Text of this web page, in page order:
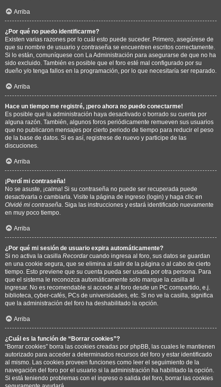
Arriba
¿Por qué no puedo identificarme?
Existen varias razones por lo cuál esto puede suceder. Primero, asegúrese de
que su nombre de usuario y contraseña se encuentren escritos correctamente.
Si lo están, comuníquese con La Administración para asegurarse de que no ha
sido excluido. También es posible que el foro esté mal configurado por su
dueño y/o tenga fallos en la programación, por lo que necesitaría ser reparado.
Arriba
Hace un tiempo me registré, ¡pero ahora no puedo conectarme!
Es posible que la administración haya desactivado o borrado su cuenta por
alguna razón. También, algunos foros periódicamente remueven sus usuarios
que no publicaron mensajes por cierto periodo de tiempo para reducir el peso
de la base de datos. Si es así, registrese de nuevo y participe de las
discuciones.
Arriba
¡Perdí mi contraseña!
No se asuste, ¡calma! Si su contraseña no puede ser recuperada puede
desactivarla o cambiarla. Visite la página de ingreso (login) y haga clic en
Olvidé mi contraseña . Siga las instrucciones y estará identificado nuevamente
en muy poco tiempo.
Arriba
¿Por qué mi sesión de usuario expira automáticamente?
Si no activa la casilla Recordarcuando ingresa al foro, sus datos se guardan
en una cookie segura, que se elimina al salir de la página o al cabo de cierto
tiempo. Esto previene que su cuenta pueda ser usada por otra persona. Para
que el sistema le reconozca automáticamente solo marque la casilla al
ingresar. No es recomendable si accede al foro desde un PC compartido, e.j.
biblioteca, cyber-cafés, PCs de universidades, etc. Si no ve la casilla, significa
que la administración del foro ha deshabilitado la opción.
Arriba
¿Cuál es la función de “Borrar cookies”?
“Borrar cookies” borra las cookies creadas por phpBB, las cuales le mantienen
autorizado para acceder a determinados recursos del foro y estar identificado
al mismo. Las cookies proveen funciones como leer el seguimiento de la
navegación del foro por el usuario si la administración ha habilitado la opción.
Si está teniendo problemas con el ingreso o salida del foro, borrar las cookies